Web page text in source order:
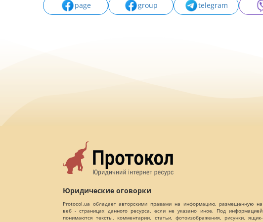
page group telegram
Юридические оговорки
Protocol.ua обладает авторскими правами на информацию, размещенную на
веб - страницах данного ресурса, если не указано иное. Под информацией
понимаются тексты, комментарии, статьи, фотоизображения, рисунки, ящик-